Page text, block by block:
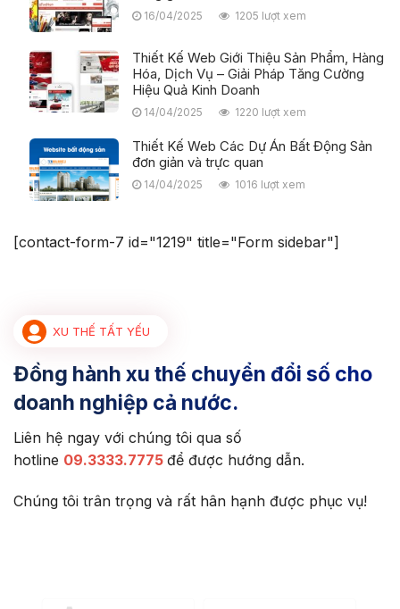
16/04/2025 1205 lượt xem
Thiết Kế Web Giới Thiệu Sản Phẩm, Hàng
Hóa, Dịch Vụ – Giải Pháp Tăng Cường
Hiệu Quả Kinh Doanh
14/04/2025 1220 lượt xem
Thiết Kế Web Các Dự Án Bất Động Sản
đơn giản và trực quan
14/04/2025 1016 lượt xem
[contact-form-7 id="1219" title="Form sidebar"]
XU THẾ TẤT YẾU
Đồng hành xu thế chuyển đổi số cho
doanh nghiệp cả nước.
Liên hệ ngay với chúng tôi qua số
hotline 09.3333.7775 để được hướng dẫn.
Chúng tôi trân trọng và rất hân hạnh được phục vụ!